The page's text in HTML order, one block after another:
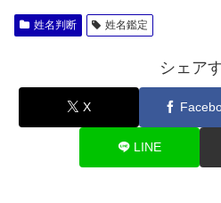
姓名判断 姓名鑑定
シェア
X
LINE